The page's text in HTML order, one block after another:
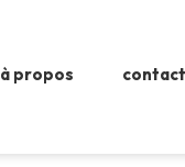
à propos contact